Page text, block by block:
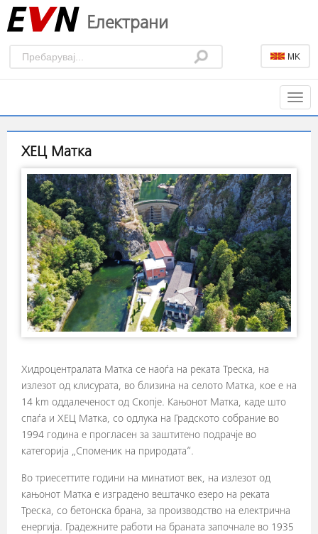
Електрани
MK
ХЕЦ Матка
Хидроцентралата Матка се наоѓа на реката Треска, на
излезот од клисурата, во близина на селото Матка, кое е на
14 km оддалеченост од Скопје. Кањонот Матка, каде што
спаѓа и ХЕЦ Матка, со одлука на Градското собрание во
1994 година е прогласен за заштитено подрачје во
категорија „Споменик на природата“.
Во триесеттите години на минатиот век, на излезот од
кањонот Матка е изградено вештачко езеро на реката
Треска, со бетонска брана, за производство на електрична
енергија. Градежните работи на браната започнале во 1935